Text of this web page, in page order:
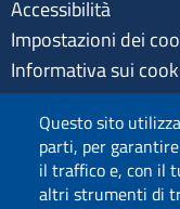
Questo sito
parti, per
il traffico e, con il
altri strumenti di
Accessibilità
Impostazioni dei
Informativa sui
Pagamenti pagoPA
Privacy